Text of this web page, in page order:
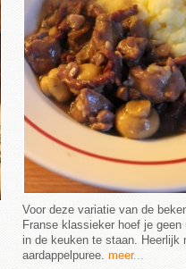
Voor deze variatie van de
Franse klassieker hoef je geen
in de keuken te staan. Heerlijk
aardappelpuree. meer...